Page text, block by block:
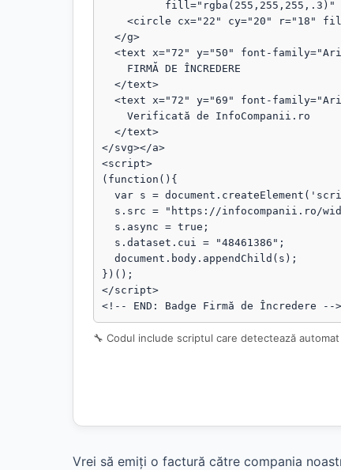
</svg></a>
<script>
(function(){
})();
</script>
<!-- END: Badge Firmă de Încredere -->
🔧 Codul include scriptul care detectează
Vrei să emiți o factură către compania